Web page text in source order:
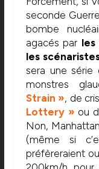
seconde
bombe
agacés par les
les
sera une série
monstres
Strain », de
Lottery » ou
Non,
(même si
préfèreraient